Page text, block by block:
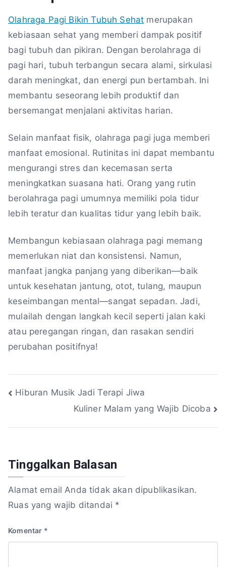
Olahraga Pagi Bikin Tubuh Sehat merupakan
kebiasaan sehat yang memberi dampak positif
bagi tubuh dan pikiran. Dengan berolahraga di
pagi hari, tubuh terbangun secara alami, sirkulasi
darah meningkat, dan energi pun bertambah. Ini
membantu seseorang lebih produktif dan
bersemangat menjalani aktivitas harian.
Selain manfaat fisik, olahraga pagi juga memberi
manfaat emosional. Rutinitas ini dapat membantu
mengurangi stres dan kecemasan serta
meningkatkan suasana hati. Orang yang rutin
berolahraga pagi umumnya memiliki pola tidur
lebih teratur dan kualitas tidur yang lebih baik.
Membangun kebiasaan olahraga pagi memang
memerlukan niat dan konsistensi. Namun,
manfaat jangka panjang yang diberikan—baik
untuk kesehatan jantung, otot, tulang, maupun
keseimbangan mental—sangat sepadan. Jadi,
mulailah dengan langkah kecil seperti jalan kaki
atau peregangan ringan, dan rasakan sendiri
perubahan positifnya!
Navigasi
Hiburan Musik Jadi Terapi Jiwa
Kuliner Malam yang Wajib Dicoba
Tinggalkan Balasan
Alamat email Anda tidak akan dipublikasikan.
Ruas yang wajib ditandai *
Komentar *